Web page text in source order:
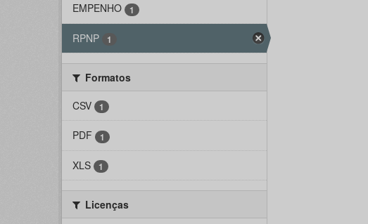
EMPENHO
1
RPNP 1
Formatos
CSV
1
PDF 1
XLS 1
Licenças